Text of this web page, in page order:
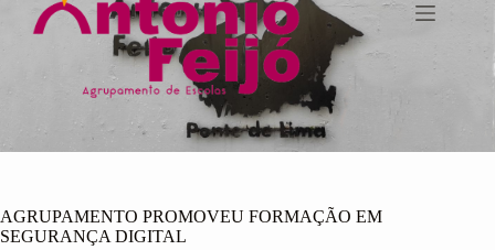
AGRUPAMENTO PROMOVEU FORMAÇÃO EM
SEGURANÇA DIGITAL